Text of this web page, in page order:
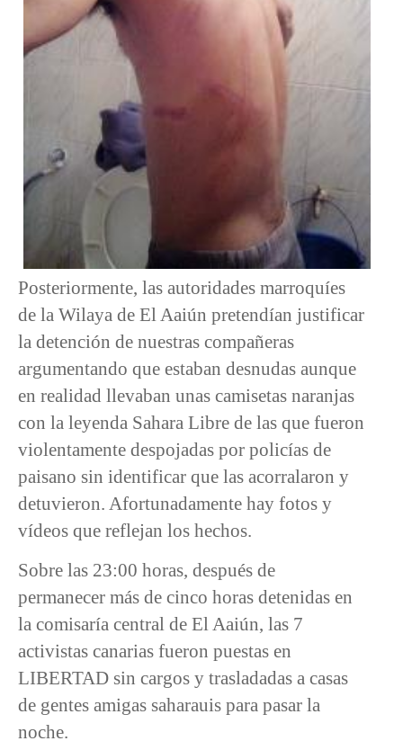
Posteriormente, las autoridades marroquíes
de la Wilaya de El Aaiún pretendían justificar
la detención de nuestras compañeras
argumentando que estaban desnudas aunque
en realidad llevaban unas camisetas naranjas
con la leyenda Sahara Libre de las que fueron
violentamente despojadas por policías de
paisano sin identificar que las acorralaron y
detuvieron. Afortunadamente hay fotos y
vídeos que reflejan los hechos.
Sobre las 23:00 horas, después de
permanecer más de cinco horas detenidas en
la comisaría central de El Aaiún, las 7
activistas canarias fueron puestas en
LIBERTAD sin cargos y trasladadas a casas
de gentes amigas saharauis para pasar la
noche.